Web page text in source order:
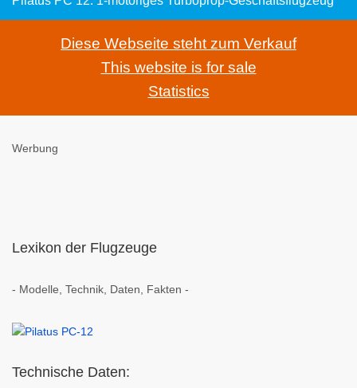
Diese Webseite steht zum Verkauf
This website is for sale
Statistics
Werbung
Lexikon der Flugzeuge
- Modelle, Technik, Daten, Fakten -
Technische Daten: